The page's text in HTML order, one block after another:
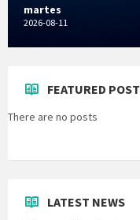
martes
2026-08-11
FEATURED POST
There are no posts
LATEST NEWS